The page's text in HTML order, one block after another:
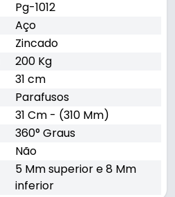
Pg-1012
Aço
Zincado
200 Kg
31 cm
Parafusos
31 Cm - (310 Mm)
360° Graus
Não
5 Mm superior e 8 Mm
inferior